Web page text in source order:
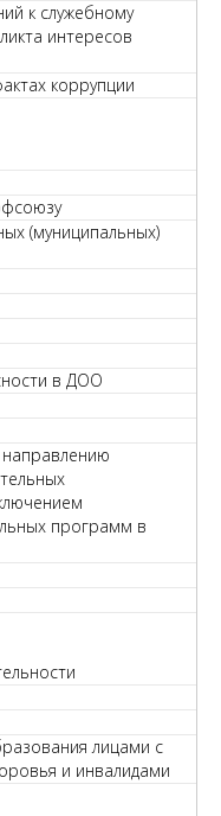
к служебному
интересов
коррупции
(муниципальных)
в ДОО
направлению
программ в
лицами с
и инвалидами